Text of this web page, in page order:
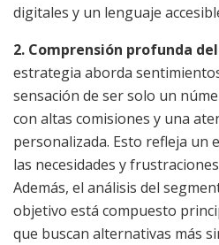
digitales y un lenguaje
2. Comprensión profunda
estrategia aborda
sensación de ser solo un
con altas comisiones y una
personalizada. Esto refleja un
las necesidades y
Además, el análisis del
objetivo está compuesto
que buscan alternativas más